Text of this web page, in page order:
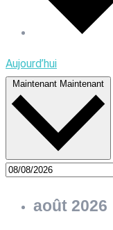
Aujourd’hui
Maintenant Maintenant
août 2026